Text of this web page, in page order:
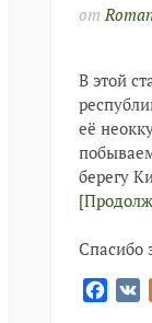
от
В этой
её
берегу
Спасибо